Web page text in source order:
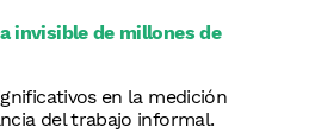
invisible de millones de
en la medición
del trabajo informal.